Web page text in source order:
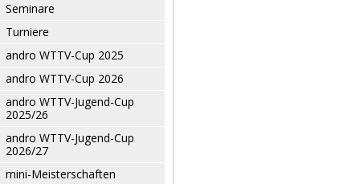
Seminare
Turniere
andro WTTV-Cup 2025
andro WTTV-Cup 2026
andro WTTV-Jugend-Cup
2025/26
andro WTTV-Jugend-Cup
2026/27
mini-Meisterschaften